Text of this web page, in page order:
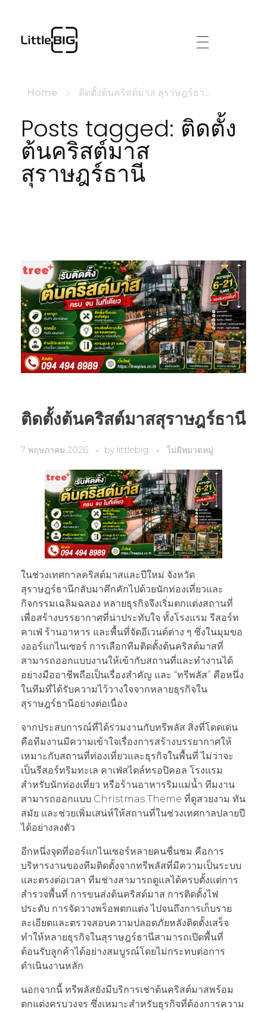
Home ติดตั้งต้นคริสต์มาส สุราษฎร์ธา...
Posts tagged: ติดตั้ง
ต้นคริสต์มาส
สุราษฎร์ธานี
ติดตั้งต้นคริสต์มาสสุราษฎร์ธานี
7 พฤษภาคม 2026 by littlebig ไม่มีหมวดหมู่
ในช่วงเทศกาลคริสต์มาสและปีใหม่ จังหวัด
สุราษฎร์ธานีกลับมาคึกคักไปด้วยนักท่องเที่ยวและ
กิจกรรมเฉลิมฉลอง หลายธุรกิจจึงเริ่มตกแต่งสถานที่
เพื่อสร้างบรรยากาศที่น่าประทับใจ ทั้งโรงแรม รีสอร์ท
คาเฟ่ ร้านอาหาร และพื้นที่จัดอีเวนต์ต่าง ๆ ซึ่งในมุมขอ
งออร์แกไนเซอร์ การเลือกทีมติดตั้งต้นคริสต์มาสที่
สามารถออกแบบงานให้เข้ากับสถานที่และทำงานได้
อย่างมืออาชีพถือเป็นเรื่องสำคัญ และ “ทรีพลัส” คือหนึ่ง
ในทีมที่ได้รับความไว้วางใจจากหลายธุรกิจใน
สุราษฎร์ธานีอย่างต่อเนื่อง
จากประสบการณ์ที่ได้ร่วมงานกับทรีพลัส สิ่งที่โดดเด่น
คือทีมงานมีความเข้าใจเรื่องการสร้างบรรยากาศให้
เหมาะกับสถานที่ท่องเที่ยวและธุรกิจในพื้นที่ ไม่ว่าจะ
เป็นรีสอร์ทริมทะเล คาเฟ่สไตล์ทรอปิคอล โรงแรม
สำหรับนักท่องเที่ยว หรือร้านอาหารริมแม่น้ำ ทีมงาน
สามารถออกแบบ Christmas Theme ที่ดูสวยงาม ทัน
สมัย และช่วยเพิ่มเสน่ห์ให้สถานที่ในช่วงเทศกาลปลายปี
ได้อย่างลงตัว
อีกหนึ่งจุดที่ออร์แกไนเซอร์หลายคนชื่นชม คือการ
บริหารงานของทีมติดตั้งจากทรีพลัสที่มีความเป็นระบบ
และตรงต่อเวลา ทีมช่างสามารถดูแลได้ครบตั้งแต่การ
สำรวจพื้นที่ การขนส่งต้นคริสต์มาส การติดตั้งไฟ
ประดับ การจัดวางพร็อพตกแต่ง ไปจนถึงการเก็บราย
ละเอียดและตรวจสอบความปลอดภัยหลังติดตั้งเสร็จ
ทำให้หลายธุรกิจในสุราษฎร์ธานีสามารถเปิดพื้นที่
ต้อนรับลูกค้าได้อย่างสมบูรณ์โดยไม่กระทบต่อการ
ดำเนินงานหลัก
นอกจากนี้ ทรีพลัสยังมีบริการเช่าต้นคริสต์มาสพร้อม
ตกแต่งครบวงจร ซึ่งเหมาะสำหรับธุรกิจที่ต้องการความ